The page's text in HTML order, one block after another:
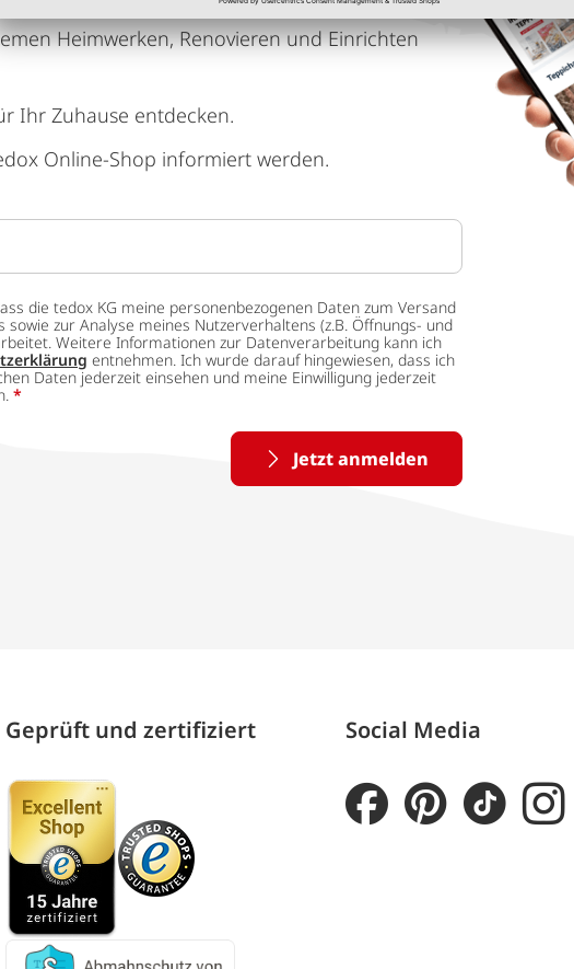
Heimwerken, Renovieren und Einrichten
Ihr Zuhause entdecken.
Online-Shop informiert werden.
die tedox KG meine personenbezogenen Daten zum Versand
sowie zur Analyse meines Nutzerverhaltens (z.B. Öffnungs- und
Weitere Informationen zur Datenverarbeitung kann ich
entnehmen. Ich wurde darauf hingewiesen, dass ich
Daten jederzeit einsehen und meine Einwilligung jederzeit
*
Jetzt anmelden
Geprüft und zertifiziert Social Media